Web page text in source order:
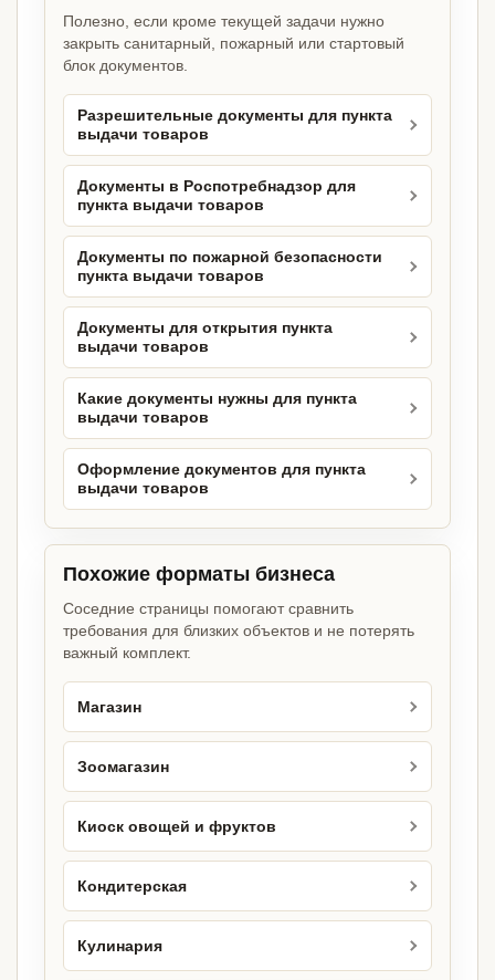
Полезно, если кроме текущей задачи нужно
закрыть санитарный, пожарный или стартовый
блок документов.
Разрешительные документы для пункта
выдачи товаров
Документы в Роспотребнадзор для
пункта выдачи товаров
Документы по пожарной безопасности
пункта выдачи товаров
Документы для открытия пункта
выдачи товаров
Какие документы нужны для пункта
выдачи товаров
Оформление документов для пункта
выдачи товаров
Похожие форматы бизнеса
Соседние страницы помогают сравнить
требования для близких объектов и не потерять
важный комплект.
Магазин
Зоомагазин
Киоск овощей и фруктов
Кондитерская
Кулинария